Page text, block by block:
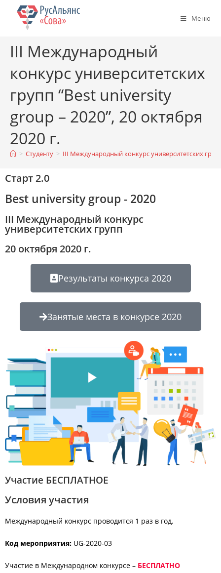
Меню
III Международный
конкурс университетских
групп “Best university
group – 2020”, 20 октября
2020 г.
> Студенту > III Международный конкурс университетских
Старт 2.0
Best university group - 2020
III Международный конкурс
университетских групп
20 октября 2020 г.
Результаты конкурса 2020
Занятые места в конкурсе 2020
Участие БЕСПЛАТНОЕ
Условия участия
Международный конкурс проводится 1 раз в год.
Код мероприятия: UG-2020-03
Участие в Международном конкурсе – БЕСПЛАТНО